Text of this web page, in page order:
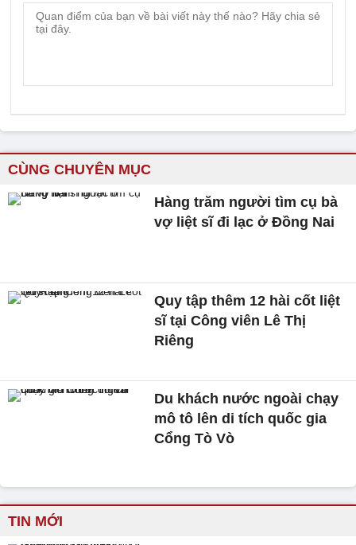
CÙNG CHUYÊN MỤC
Hàng trăm người tìm cụ bà
vợ liệt sĩ đi lạc ở Đồng Nai
Quy tập thêm 12 hài cốt liệt
sĩ tại Công viên Lê Thị
Riêng
Du khách nước ngoài chạy
mô tô lên di tích quốc gia
Cổng Tò Vò
TIN MỚI